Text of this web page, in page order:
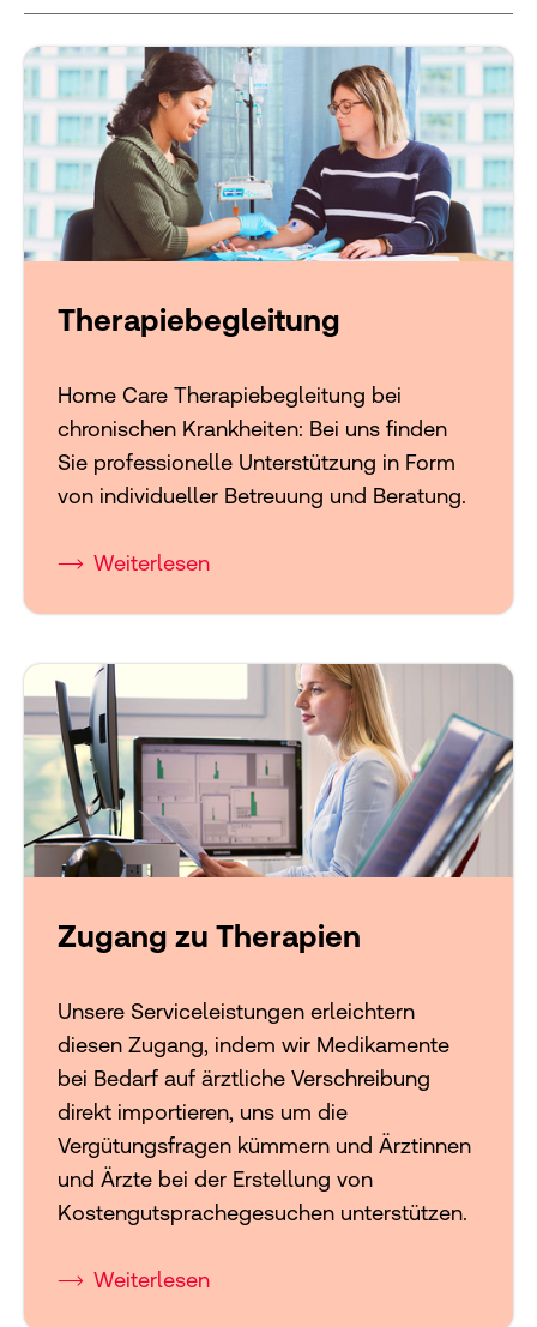
Therapiebegleitung
Home Care Therapiebegleitung bei
chronischen Krankheiten: Bei uns finden
Sie professionelle Unterstützung in Form
von individueller Betreuung und Beratung.
Weiterlesen
Zugang zu Therapien
Unsere Serviceleistungen erleichtern
diesen Zugang, indem wir Medikamente
bei Bedarf auf ärztliche Verschreibung
direkt importieren, uns um die
Vergütungsfragen kümmern und Ärztinnen
und Ärzte bei der Erstellung von
Kostengutsprachegesuchen unterstützen.
Weiterlesen